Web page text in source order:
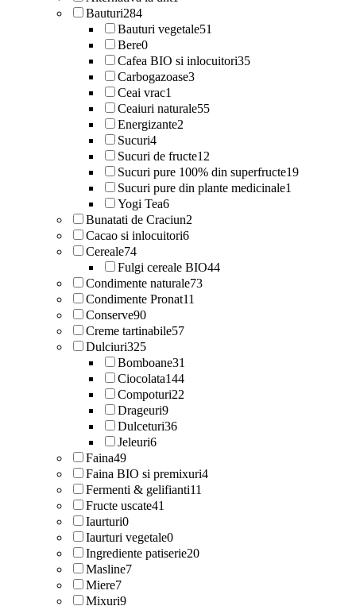
Bauturi284
Bauturi vegetale51
Bere0
Cafea BIO si inlocuitori35
Carbogazoase3
Ceai vrac1
Ceaiuri naturale55
Energizante2
Sucuri4
Sucuri de fructe12
Sucuri pure 100% din superfructe19
Sucuri pure din plante medicinale1
Yogi Tea6
Bunatati de Craciun2
Cacao si inlocuitori6
Cereale74
Fulgi cereale BIO44
Condimente naturale73
Condimente Pronat11
Conserve90
Creme tartinabile57
Dulciuri325
Bomboane31
Ciocolata144
Compoturi22
Drageuri9
Dulceturi36
Jeleuri6
Faina49
Faina BIO si premixuri4
Fermenti & gelifianti11
Fructe uscate41
Iaurturi0
Iaurturi vegetale0
Ingrediente patiserie20
Masline7
Miere7
Mixuri9